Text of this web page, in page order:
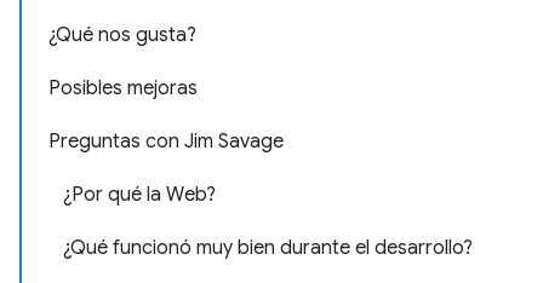
¿Qué nos gusta?
Posibles mejoras
Preguntas con Jim Savage
¿Por qué la Web?
¿Qué funcionó muy bien durante el desarrollo?